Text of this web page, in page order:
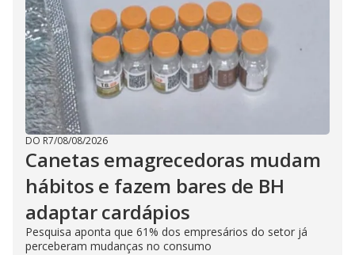
DO R7/08/08/2026
Canetas emagrecedoras mudam
hábitos e fazem bares de BH
adaptar cardápios
Pesquisa aponta que 61% dos empresários do setor já
perceberam mudanças no consumo